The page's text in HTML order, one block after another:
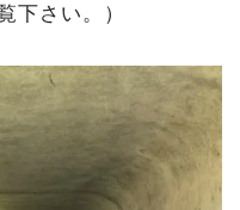
下さい。）